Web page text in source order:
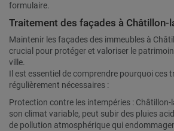
formulaire.
Traitement des façades à Châtillon-
Maintenir les façades des immeubles à
crucial pour protéger et valoriser le
ville.
Il est essentiel de comprendre pourquoi ces
régulièrement nécessaires :
Protection contre les intempéries : Châtillon-
son climat variable, peut subir des pluies
de pollution atmosphérique qui